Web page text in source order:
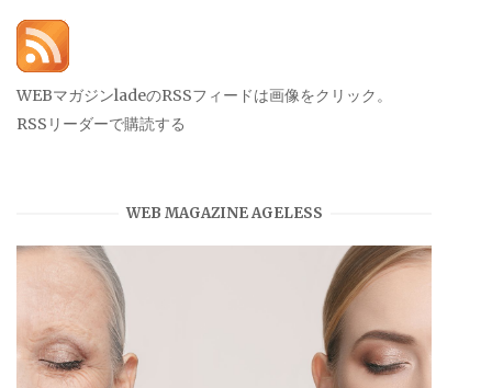
WEBマガジンladeのRSSフィードは画像をクリック。
RSSリーダーで購読する
WEB MAGAZINE AGELESS